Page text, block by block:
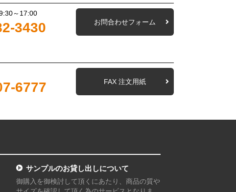
～17:00
3430 お問合わせフォーム
6777 FAX 注文用紙
サンプルのお貸し出しについて
御購入を御検討して頂くにあたり、商品の質や